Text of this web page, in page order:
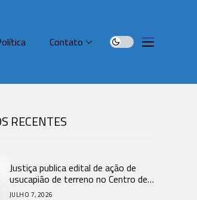
Contato
RECENTES
Justiça publica edital de ação de
usucapião de terreno no Centro de
Araquari.
JULHO 7, 2026